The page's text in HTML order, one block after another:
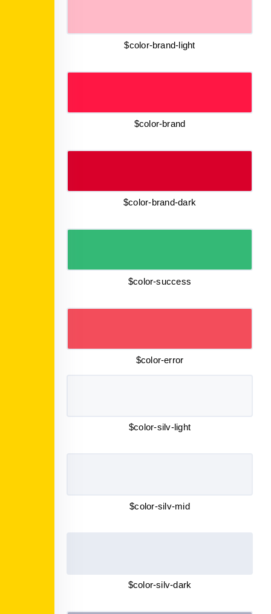
$color-brand-light
$color-brand
$color-brand-dark
$color-success
$color-error
$color-silv-light
$color-silv-mid
$color-silv-dark